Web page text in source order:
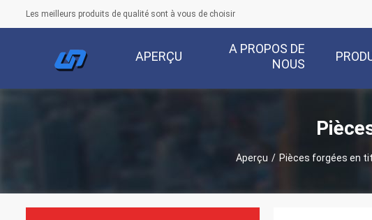
Les meilleurs produits de qualité sont à vous de choisir
APERÇU
A PROPOS DE
NOUS
Aperçu / Pièces forgées en